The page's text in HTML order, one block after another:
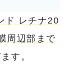
ド レチナ20
周辺部まで
す。